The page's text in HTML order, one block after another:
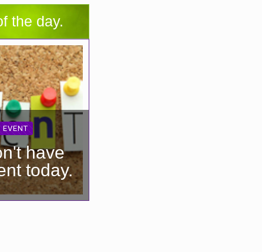
the day.
EVENT
have
today.